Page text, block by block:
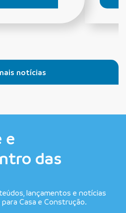
notícias
e
das
lançamentos e notícias
Casa e Construção.